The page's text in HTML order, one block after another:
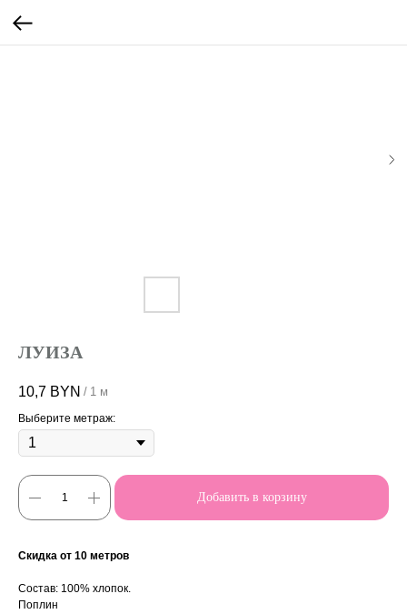
ЛУИЗА
10,7 BYN / 1 м
Выберите метраж:
Добавить в корзину
Скидка от 10 метров
Состав: 100% хлопок.
Поплин